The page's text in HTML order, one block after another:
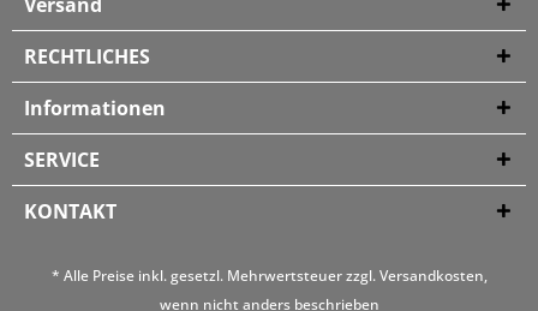
RECHTLICHES
Informationen
SERVICE
KONTAKT
* Alle Preise inkl. gesetzl. Mehrwertsteuer zzgl.Versandkosten,
wenn nicht anders beschrieben